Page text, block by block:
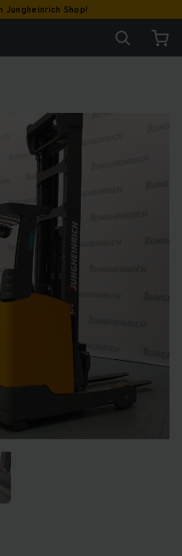
Jungheinrich Shop!